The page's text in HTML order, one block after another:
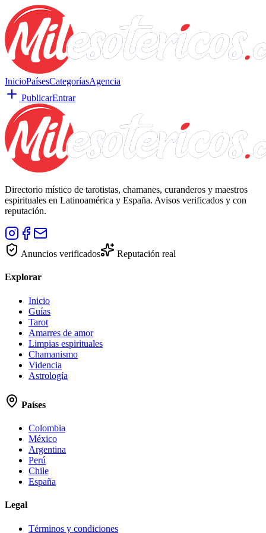
InicioPaísesCategoríasAgencia
PublicarEntrar
Directorio místico de tarotistas, chamanes, curanderos y maestros
espirituales en Latinoamérica y España. Avisos verificados y con
reputación.
Anuncios verificados Reputación real
Explorar
Inicio
Guías
Tarot
Amarres de amor
Limpias espirituales
Chamanismo
Videncia
Astrología
Países
Colombia
México
Argentina
Perú
Chile
España
Legal
Términos y condiciones